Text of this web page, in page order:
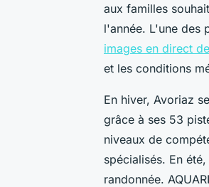
aux familles
l'année. L'une des
images en direct
et les conditions
En hiver, Avoriaz
grâce à ses 53
niveaux de
spécialisés. En
randonnée.